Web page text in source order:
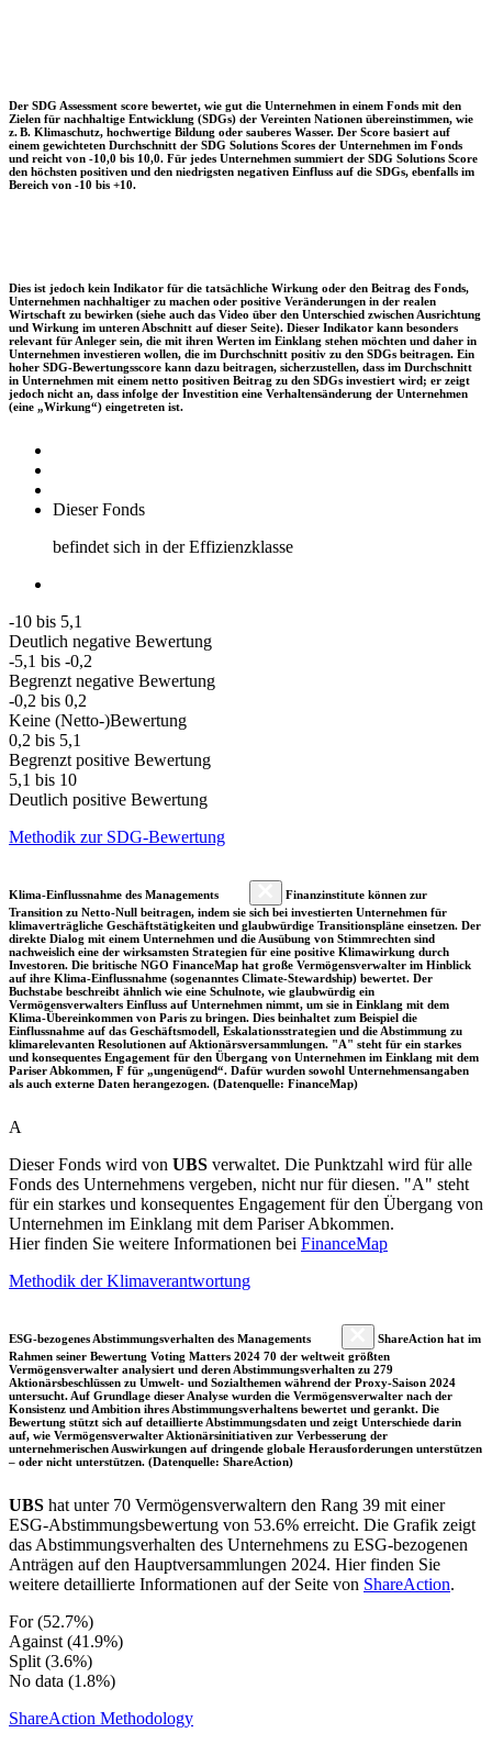
Der SDG Assessment score bewertet, wie gut die Unternehmen in einem Fonds mit den
Zielen für nachhaltige Entwicklung (SDGs) der Vereinten Nationen übereinstimmen, wie
z. B. Klimaschutz, hochwertige Bildung oder sauberes Wasser. Der Score basiert auf
einem gewichteten Durchschnitt der SDG Solutions Scores der Unternehmen im Fonds
und reicht von -10,0 bis 10,0. Für jedes Unternehmen summiert der SDG Solutions Score
den höchsten positiven und den niedrigsten negativen Einfluss auf die SDGs, ebenfalls im
Bereich von -10 bis +10.
Dies ist jedoch kein Indikator für die tatsächliche Wirkung oder den Beitrag des Fonds,
Unternehmen nachhaltiger zu machen oder positive Veränderungen in der realen
Wirtschaft zu bewirken (siehe auch das Video über den Unterschied zwischen Ausrichtung
und Wirkung im unteren Abschnitt auf dieser Seite). Dieser Indikator kann besonders
relevant für Anleger sein, die mit ihren Werten im Einklang stehen möchten und daher in
Unternehmen investieren wollen, die im Durchschnitt positiv zu den SDGs beitragen. Ein
hoher SDG-Bewertungsscore kann dazu beitragen, sicherzustellen, dass im Durchschnitt
in Unternehmen mit einem netto positiven Beitrag zu den SDGs investiert wird; er zeigt
jedoch nicht an, dass infolge der Investition eine Verhaltensänderung der Unternehmen
(eine „Wirkung“) eingetreten ist.
Dieser Fonds
befindet sich in der Effizienzklasse
-10 bis 5,1
Deutlich negative Bewertung
-5,1 bis -0,2
Begrenzt negative Bewertung
-0,2 bis 0,2
Keine (Netto-)Bewertung
0,2 bis 5,1
Begrenzt positive Bewertung
5,1 bis 10
Deutlich positive Bewertung
Methodik zur SDG-Bewertung
Klima-Einflussnahme des Managements
Finanzinstitute können zur
Transition zu Netto-Null beitragen, indem sie sich bei investierten Unternehmen für
klimaverträgliche Geschäftstätigkeiten und glaubwürdige Transitionspläne einsetzen. Der
direkte Dialog mit einem Unternehmen und die Ausübung von Stimmrechten sind
nachweislich eine der wirksamsten Strategien für eine positive Klimawirkung durch
Investoren. Die britische NGO FinanceMap hat große Vermögensverwalter im Hinblick
auf ihre Klima-Einflussnahme (sogenanntes Climate-Stewardship) bewertet. Der
Buchstabe beschreibt ähnlich wie eine Schulnote, wie glaubwürdig ein
Vermögensverwalters Einfluss auf Unternehmen nimmt, um sie in Einklang mit dem
Klima-Übereinkommen von Paris zu bringen. Dies beinhaltet zum Beispiel die
Einflussnahme auf das Geschäftsmodell, Eskalationsstrategien und die Abstimmung zu
klimarelevanten Resolutionen auf Aktionärsversammlungen. "A" steht für ein starkes
und konsequentes Engagement für den Übergang von Unternehmen im Einklang mit dem
Pariser Abkommen, F für „ungenügend“. Dafür wurden sowohl Unternehmensangaben
als auch externe Daten herangezogen. (Datenquelle: FinanceMap)
A
Dieser Fonds wird von UBS verwaltet. Die Punktzahl wird für alle
Fonds des Unternehmens vergeben, nicht nur für diesen. "A" steht
für ein starkes und konsequentes Engagement für den Übergang von
Unternehmen im Einklang mit dem Pariser Abkommen.
Hier finden Sie weitere Informationen bei FinanceMap
Methodik der Klimaverantwortung
ESG-bezogenes Abstimmungsverhalten des Managements
ShareAction hat im
Rahmen seiner Bewertung Voting Matters 2024 70 der weltweit größten
Vermögensverwalter analysiert und deren Abstimmungsverhalten zu 279
Aktionärsbeschlüssen zu Umwelt- und Sozialthemen während der Proxy-Saison 2024
untersucht. Auf Grundlage dieser Analyse wurden die Vermögensverwalter nach der
Konsistenz und Ambition ihres Abstimmungsverhaltens bewertet und gerankt. Die
Bewertung stützt sich auf detaillierte Abstimmungsdaten und zeigt Unterschiede darin
auf, wie Vermögensverwalter Aktionärsinitiativen zur Verbesserung der
unternehmerischen Auswirkungen auf dringende globale Herausforderungen unterstützen
– oder nicht unterstützen. (Datenquelle: ShareAction)
UBS hat unter 70 Vermögensverwaltern den Rang 39 mit einer
ESG-Abstimmungsbewertung von 53.6% erreicht. Die Grafik zeigt
das Abstimmungsverhalten des Unternehmens zu ESG-bezogenen
Anträgen auf den Hauptversammlungen 2024. Hier finden Sie
weitere detaillierte Informationen auf der Seite von ShareAction.
For (52.7%)
Against (41.9%)
Split (3.6%)
No data (1.8%)
ShareAction Methodology